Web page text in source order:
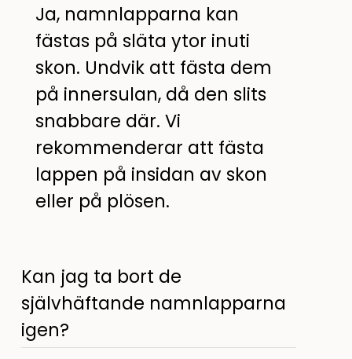
Ja, namnlapparna kan
fästas på släta ytor inuti
skon. Undvik att fästa dem
på innersulan, då den slits
snabbare där. Vi
rekommenderar att fästa
lappen på insidan av skon
eller på plösen.
Kan jag ta bort de
självhäftande namnlapparna
igen?